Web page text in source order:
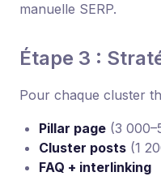
manuelle SERP.
Étape 3 :
Pour chaque cluster
Pillar page (3
Cluster posts (1
FAQ + interlinking